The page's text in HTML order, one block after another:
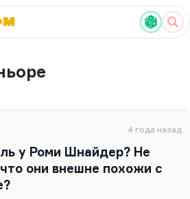
4 года назад
у Роми Шнайдер? Не
они внешне похожи с